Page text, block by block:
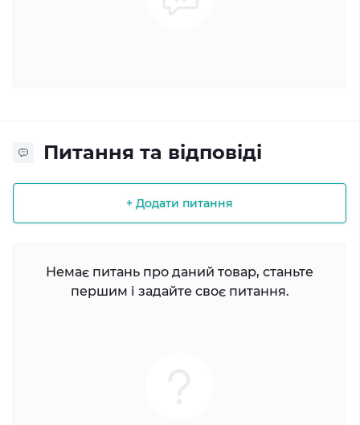
Питання та відповіді
+ Додати питання
Немає питань про даний товар, станьте
першим і задайте своє питання.